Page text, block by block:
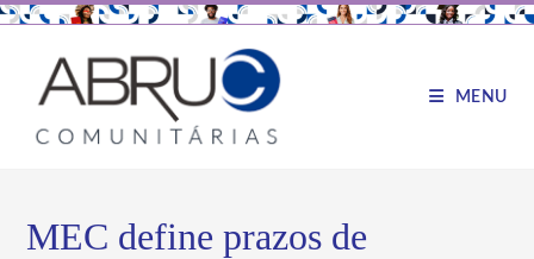
MENU
MEC define prazos de